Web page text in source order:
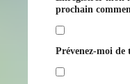
prochain
Prévenez-moi de